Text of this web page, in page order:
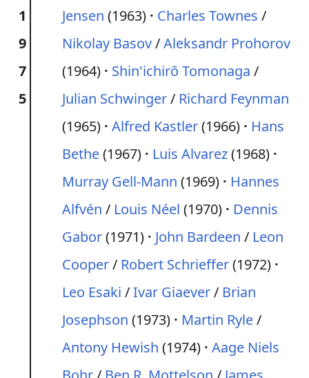
1
9
7
5
Jensen (1963) Charles Townes /
Nikolay Basov/Aleksandr Prohorov
(1964)
Shin'ichirō Tomonaga /
Julian Schwinger/ Richard Feynman
(1965) Alfred Kastler(1966)
Hans
Bethe(1967) Luis Alvarez(1968)
Murray Gell-Mann (1969)
Hannes
Alfvén / Louis Néel (1970)
Dennis
Gabor(1971) John Bardeen / Leon
Cooper/ Robert Schrieffer(1972)
Leo Esaki /Ivar Giaever/ Brian
Josephson (1973) Martin Ryle/
Antony Hewish (1974) Aage Niels